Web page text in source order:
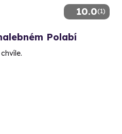
10.0(1)
Polabí